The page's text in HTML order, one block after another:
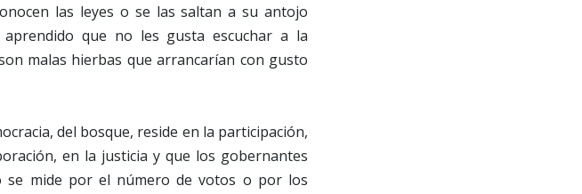
las leyes o se las saltan a su antojo
que no les gusta escuchar a la
malas hierbas que arrancarían con gusto
del bosque, reside en la participación,
en la justicia y que los gobernantes
se mide por el número de votos o por los